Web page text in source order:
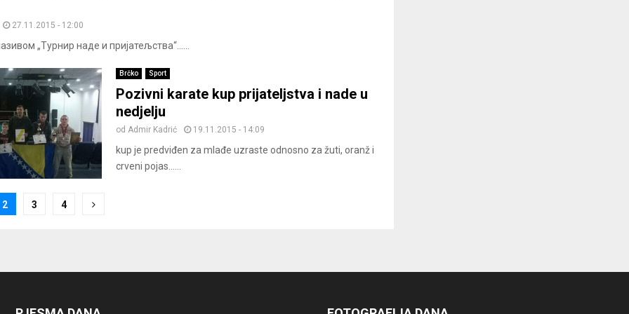
27.11.2015 - 12:00
„Турнир наде и пријатељства“......
Brčko Sport
Pozivni karate kup prijateljstva i nade u
nedjelju
od Admir Kadrić 19.11.2015 - 14:09
kup je predviđen za mlađe uzraste odnosno za žuti, oranž i
crveni pojas......
2 3 4